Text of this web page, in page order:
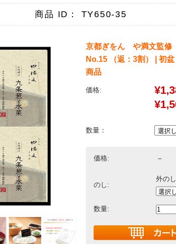
商品 ID： TY650-35
京都ぎをん や満文監
No.15 （返：3割） | 初
商品
価格:
数量：
価格: －
のし:
外の
数量: